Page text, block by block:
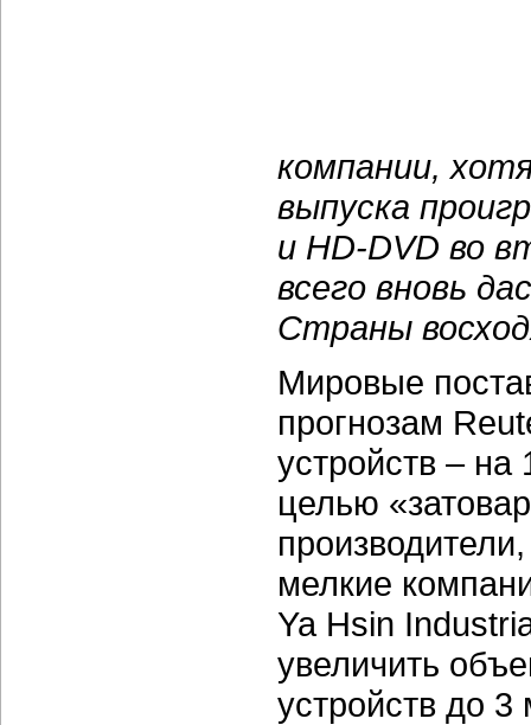
компании,
выпуска
и HD-DVD во
всего вновь
Страны
Мировые
прогнозам
устройств –
целью
мелкие
Ya Hsin
увеличить
устройств до 3